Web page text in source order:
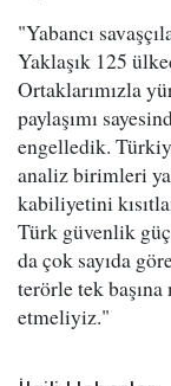
"Yabancı
Yaklaşık 125
Ortaklarımızla
paylaşımı
engelledik.
analiz birimleri
kabiliyetini
Türk güvenlik
da çok sayıda
terörle tek
etmeliyiz."